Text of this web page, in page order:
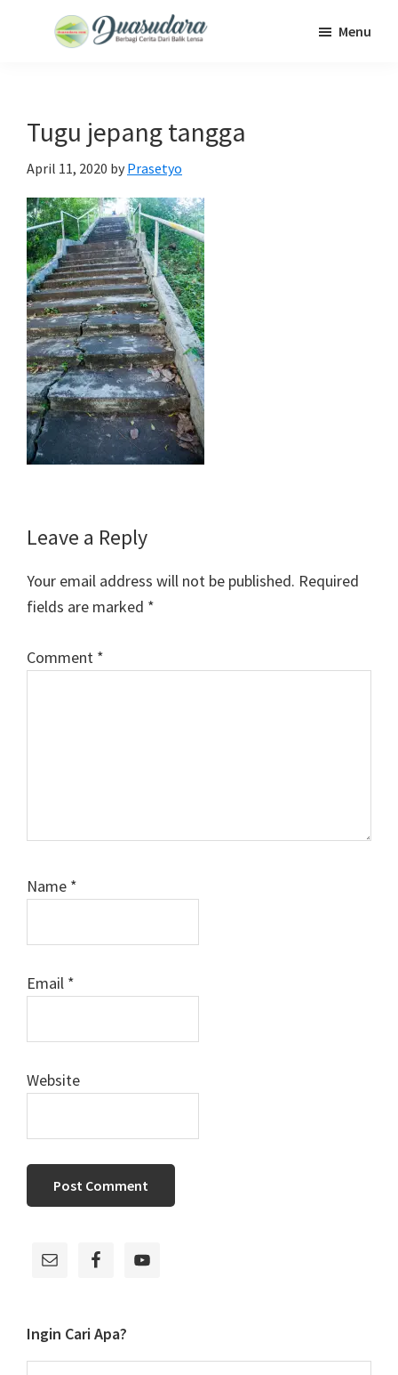
Balik
Lensa
Menu
Tugu jepang tangga
April 11, 2020 by Prasetyo
Reader
Interactions
Leave a Reply
Your email address will not be published. Required
fields are marked *
Comment *
Name *
Email *
Website
Primary
Ingin Cari Apa?